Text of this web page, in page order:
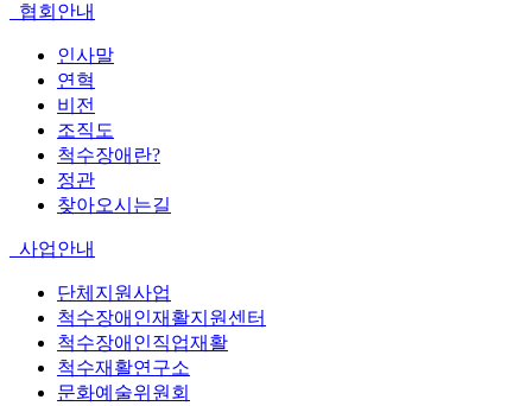
협회안내
인사말
연혁
비전
조직도
척수장애란?
정관
찾아오시는길
사업안내
단체지원사업
척수장애인재활지원센터
척수장애인직업재활
척수재활연구소
문화예술위원회